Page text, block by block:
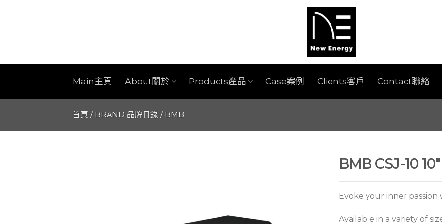
Main主頁 About關於 Products產品 Case案例 Clients客戶 Contact聯絡
首頁 / BRAND 品牌目錄 / BMB
BMB CSJ-10
Evoke your inner passion
Available in a variety of